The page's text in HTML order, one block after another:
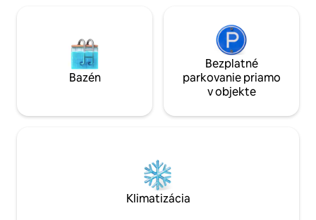
Bazén
Bezplatné
parkovanie priamo
v objekte
Klimatizácia